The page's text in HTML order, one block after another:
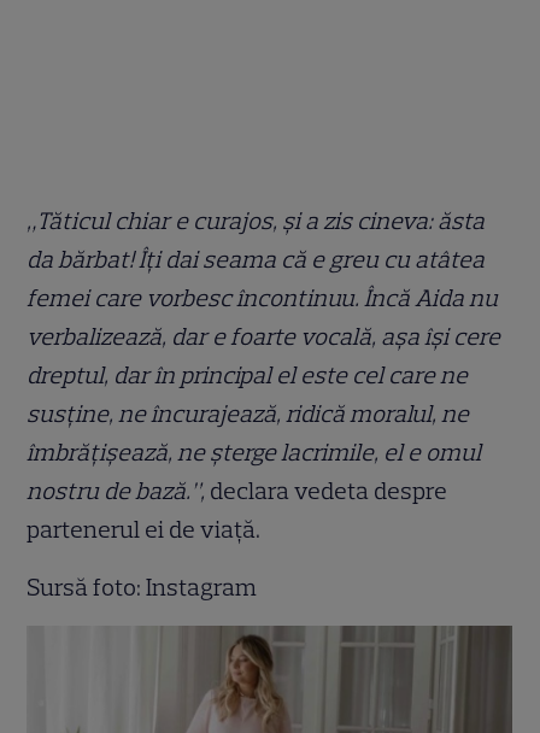
„Tăticul chiar e curajos, și a zis cineva: ăsta
da bărbat! Îți dai seama că e greu cu atâtea
femei care vorbesc încontinuu. Încă Aida nu
verbalizează, dar e foarte vocală, așa își cere
dreptul, dar în principal el este cel care ne
susține, ne încurajează, ridică moralul, ne
îmbrățișează, ne șterge lacrimile, el e omul
nostru de bază.”, declara vedeta despre
partenerul ei de viață.
Sursă foto: Instagram